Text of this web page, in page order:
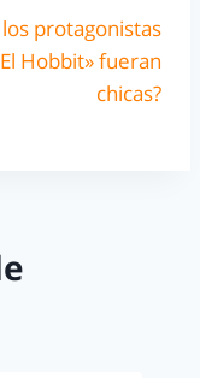
los protagonistas
Hobbit» fueran
chicas?